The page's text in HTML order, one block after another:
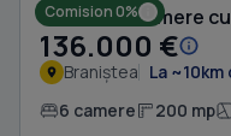
Comision 0%
Casă cu 6 camere
136.000 €
Braniștea La
6 camere 200 mp